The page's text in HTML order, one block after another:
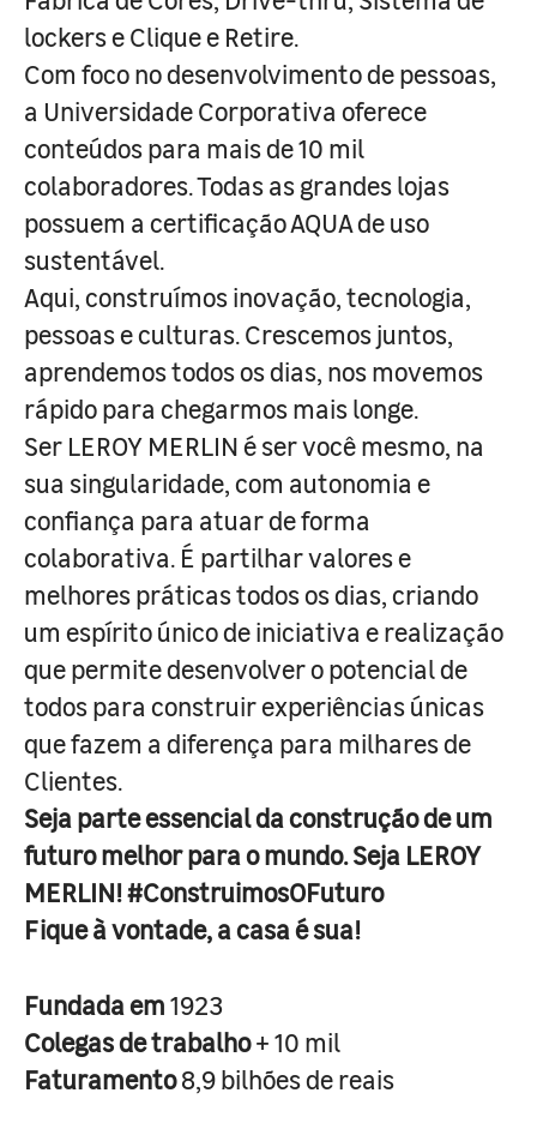
lockers e Clique e Retire.
Com foco no desenvolvimento de pessoas,
a Universidade Corporativa oferece
conteúdos para mais de 10 mil
colaboradores. Todas as grandes lojas
possuem a certificação AQUA de uso
sustentável.
Aqui, construímos inovação, tecnologia,
pessoas e culturas. Crescemos juntos,
aprendemos todos os dias, nos movemos
rápido para chegarmos mais longe.
Ser LEROY MERLIN é ser você mesmo, na
sua singularidade, com autonomia e
confiança para atuar de forma
colaborativa. É partilhar valores e
melhores práticas todos os dias, criando
um espírito único de iniciativa e realização
que permite desenvolver o potencial de
todos para construir experiências únicas
que fazem a diferença para milhares de
Clientes.
Seja parte essencial da construção de um
futuro melhor para o mundo. Seja LEROY
MERLIN! #ConstruimosOFuturo
Fique à vontade, a casa é sua!
Fundada em1923
Colegas de trabalho+ 10 mil
Faturamento8,9 bilhões de reais